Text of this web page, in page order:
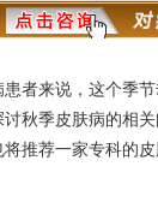
者来说，这个季
秋季皮肤病的相
将推荐一家专科的